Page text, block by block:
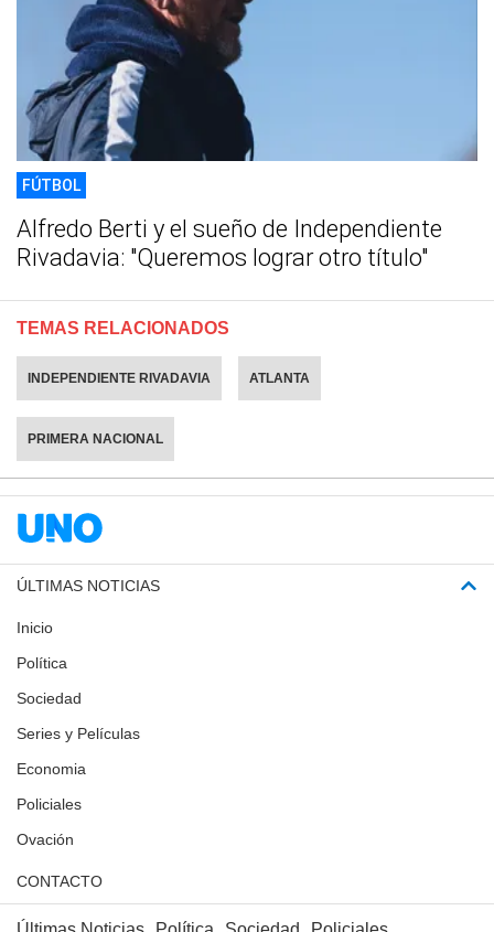
FÚTBOL
Alfredo Berti y el sueño de Independiente
Rivadavia: "Queremos lograr otro título"
TEMAS RELACIONADOS
INDEPENDIENTE RIVADAVIA ATLANTA
PRIMERA NACIONAL
ÚLTIMAS NOTICIAS
Inicio
Política
Sociedad
Series y Películas
Economia
Policiales
Ovación
CONTACTO